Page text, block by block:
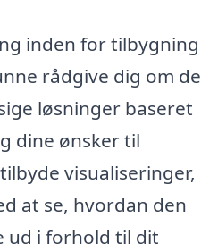
inden for tilbygning
rådgive dig om de
løsninger baseret
dine ønsker til
visualiseringer,
at se, hvordan den
ud i forhold til dit